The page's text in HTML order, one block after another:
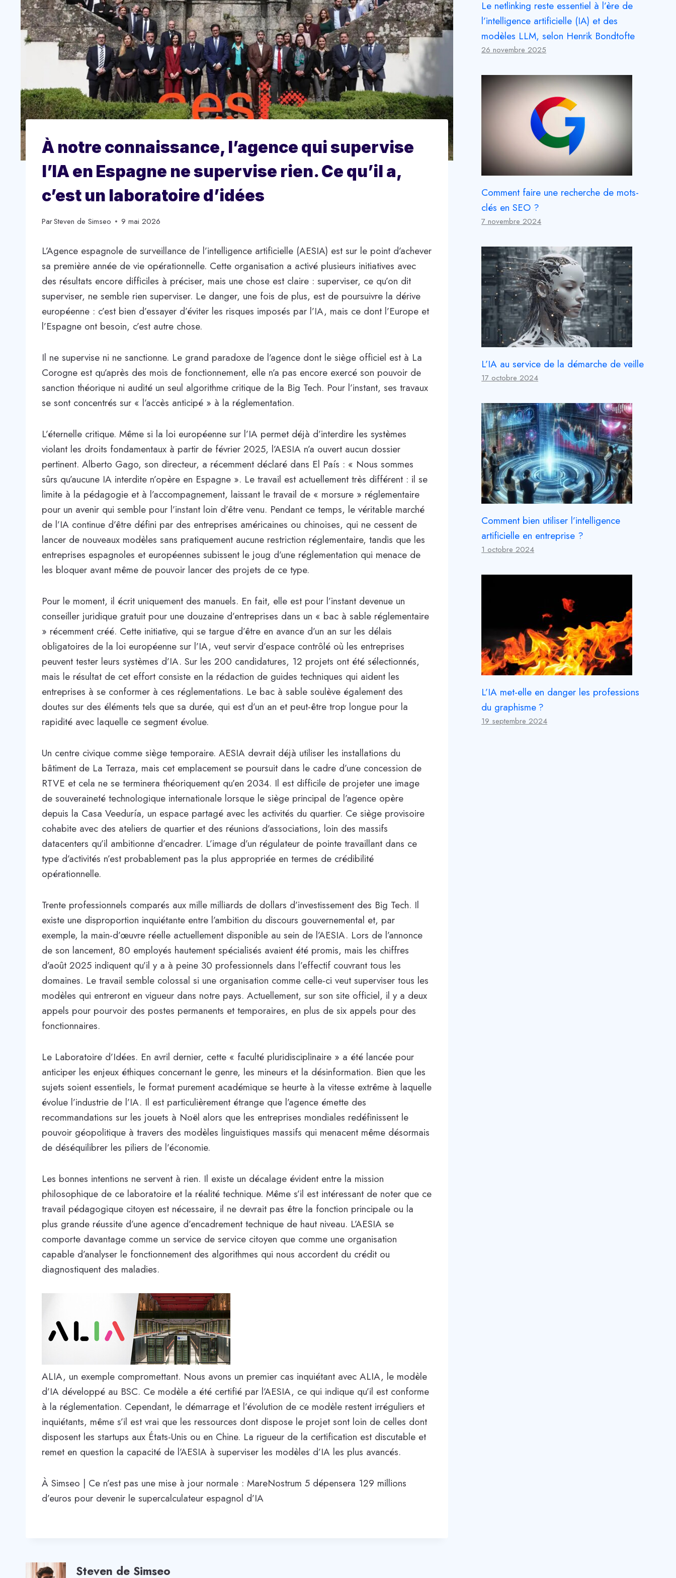
À notre connaissance, l’agence qui supervise
l’IA en Espagne ne supervise rien. Ce qu’il a,
c’est un laboratoire d’idées
ParSteven de Simseo 9 mai 2026
L’Agence espagnole de surveillance de l’intelligence artificielle (AESIA) est sur le point d’achever
sa première année de vie opérationnelle. Cette organisation a activé plusieurs initiatives avec
des résultats encore difficiles à préciser, mais une chose est claire : superviser, ce qu’on dit
superviser, ne semble rien superviser. Le danger, une fois de plus, est de poursuivre la dérive
européenne : c’est bien d’essayer d’éviter les risques imposés par l’IA, mais ce dont l’Europe et
l’Espagne ont besoin, c’est autre chose.
Il ne supervise ni ne sanctionne. Le grand paradoxe de l’agence dont le siège officiel est à La
Corogne est qu’après des mois de fonctionnement, elle n’a pas encore exercé son pouvoir de
sanction théorique ni audité un seul algorithme critique de la Big Tech. Pour l’instant, ses travaux
se sont concentrés sur « l’accès anticipé » à la réglementation.
L’éternelle critique. Même si la loi européenne sur l’IA permet déjà d’interdire les systèmes
violant les droits fondamentaux à partir de février 2025, l’AESIA n’a ouvert aucun dossier
pertinent. Alberto Gago, son directeur, a récemment déclaré dans El País : « Nous sommes
sûrs qu’aucune IA interdite n’opère en Espagne ». Le travail est actuellement très différent : il se
limite à la pédagogie et à l’accompagnement, laissant le travail de « morsure » réglementaire
pour un avenir qui semble pour l’instant loin d’être venu. Pendant ce temps, le véritable marché
de l’IA continue d’être défini par des entreprises américaines ou chinoises, qui ne cessent de
lancer de nouveaux modèles sans pratiquement aucune restriction réglementaire, tandis que les
entreprises espagnoles et européennes subissent le joug d’une réglementation qui menace de
les bloquer avant même de pouvoir lancer des projets de ce type.
Pour le moment, il écrit uniquement des manuels. En fait, elle est pour l’instant devenue un
conseiller juridique gratuit pour une douzaine d’entreprises dans un « bac à sable réglementaire
» récemment créé. Cette initiative, qui se targue d’être en avance d’un an sur les délais
obligatoires de la loi européenne sur l’IA, veut servir d’espace contrôlé où les entreprises
peuvent tester leurs systèmes d’IA. Sur les 200 candidatures, 12 projets ont été sélectionnés,
mais le résultat de cet effort consiste en la rédaction de guides techniques qui aident les
entreprises à se conformer à ces réglementations. Le bac à sable soulève également des
doutes sur des éléments tels que sa durée, qui est d’un an et peut-être trop longue pour la
rapidité avec laquelle ce segment évolue.
Un centre civique comme siège temporaire. AESIA devrait déjà utiliser les installations du
bâtiment de La Terraza, mais cet emplacement se poursuit dans le cadre d’une concession de
RTVE et cela ne se terminera théoriquement qu’en 2034. Il est difficile de projeter une image
de souveraineté technologique internationale lorsque le siège principal de l’agence opère
depuis la Casa Veeduría, un espace partagé avec les activités du quartier. Ce siège provisoire
cohabite avec des ateliers de quartier et des réunions d’associations, loin des massifs
datacenters qu’il ambitionne d’encadrer. L’image d’un régulateur de pointe travaillant dans ce
type d’activités n’est probablement pas la plus appropriée en termes de crédibilité
opérationnelle.
Trente professionnels comparés aux mille milliards de dollars d’investissement des Big Tech. Il
existe une disproportion inquiétante entre l’ambition du discours gouvernemental et, par
exemple, la main-d’œuvre réelle actuellement disponible au sein de l’AESIA. Lors de l’annonce
de son lancement, 80 employés hautement spécialisés avaient été promis, mais les chiffres
d’août 2025 indiquent qu’il y a à peine 30 professionnels dans l’effectif couvrant tous les
domaines. Le travail semble colossal si une organisation comme celle-ci veut superviser tous les
modèles qui entreront en vigueur dans notre pays. Actuellement, sur son site officiel, il y a deux
appels pour pourvoir des postes permanents et temporaires, en plus de six appels pour des
fonctionnaires.
Le Laboratoire d’Idées. En avril dernier, cette « faculté pluridisciplinaire » a été lancée pour
anticiper les enjeux éthiques concernant le genre, les mineurs et la désinformation. Bien que les
sujets soient essentiels, le format purement académique se heurte à la vitesse extrême à laquelle
évolue l’industrie de l’IA. Il est particulièrement étrange que l’agence émette des
recommandations sur les jouets à Noël alors que les entreprises mondiales redéfinissent le
pouvoir géopolitique à travers des modèles linguistiques massifs qui menacent même désormais
de déséquilibrer les piliers de l’économie.
Les bonnes intentions ne servent à rien. Il existe un décalage évident entre la mission
philosophique de ce laboratoire et la réalité technique. Même s’il est intéressant de noter que ce
travail pédagogique citoyen est nécessaire, il ne devrait pas être la fonction principale ou la
plus grande réussite d’une agence d’encadrement technique de haut niveau. L’AESIA se
comporte davantage comme un service de service citoyen que comme une organisation
capable d’analyser le fonctionnement des algorithmes qui nous accordent du crédit ou
diagnostiquent des maladies.
ALIA, un exemple compromettant. Nous avons un premier cas inquiétant avec ALIA, le modèle
d’IA développé au BSC. Ce modèle a été certifié par l’AESIA, ce qui indique qu’il est conforme
à la réglementation. Cependant, le démarrage et l’évolution de ce modèle restent irréguliers et
inquiétants, même s’il est vrai que les ressources dont dispose le projet sont loin de celles dont
disposent les startups aux États-Unis ou en Chine. La rigueur de la certification est discutable et
remet en question la capacité de l’AESIA à superviser les modèles d’IA les plus avancés.
À Simseo | Ce n’est pas une mise à jour normale : MareNostrum 5 dépensera 129 millions
d’euros pour devenir le supercalculateur espagnol d’IA
Steven de Simseo
Le netlinking reste essentiel à l’ère de
l’intelligence artificielle (IA) et des
modèles LLM, selon Henrik Bondtofte
26 novembre 2025
Comment faire une recherche de mots-
clés en SEO ?
7 novembre 2024
L’IA au service de la démarche de veille
17 octobre 2024
Comment bien utiliser l’intelligence
artificielle en entreprise ?
1 octobre 2024
L’IA met-elle en danger les professions
du graphisme ?
19 septembre 2024